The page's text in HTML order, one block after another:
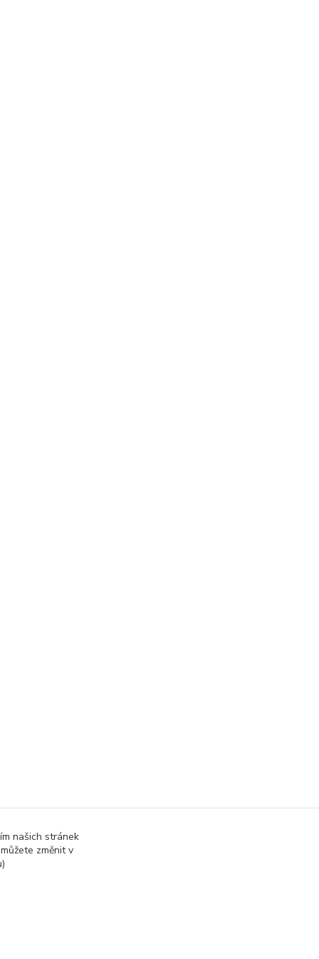
našich stránek
změnit v